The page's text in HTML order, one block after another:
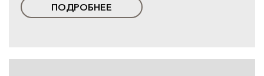
ПОДРОБНЕЕ